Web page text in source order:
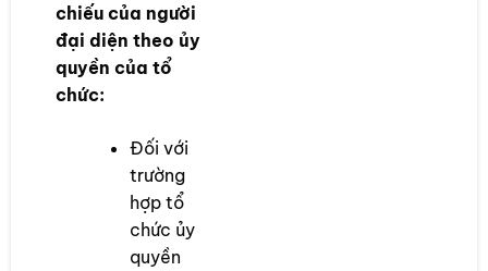
chiếu của người
đại diện theo ủy
quyền của tổ
chức:
Đối với
trường
hợp tổ
chức ủy
quyền